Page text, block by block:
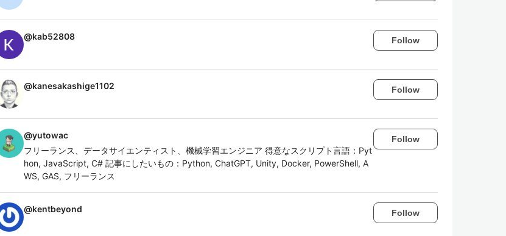
@kab52808 Follow
@kanesakashige1102 Follow
@yutowac
フリーランス、データサイエンティスト、機械学習エンジニア 得意なスクリプト言語：Pyt
hon, JavaScript, C# 記事にしたいもの：Python, ChatGPT, Unity, Docker, PowerShell, A
WS, GAS, フリーランス
Follow
@kentbeyond Follow